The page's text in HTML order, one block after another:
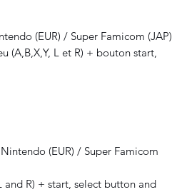
(EUR) / Super Famicom (JAP)
(A,B,X,Y, L et R) + bouton start,
(EUR) / Super Famicom
and R) + start, select button and